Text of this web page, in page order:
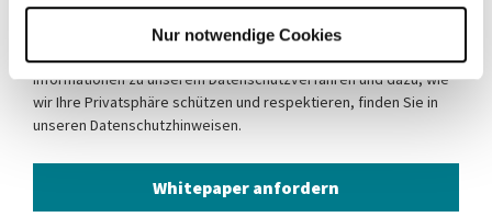
Nur notwendige Cookies
Ich stimme zu, E-Mail Benachrichtigungen von TA
Triumph-Adler GmbH zu erhalten.
Sie können Ihre Einwilligung jederzeit widerrufen. Weitere
Informationen zu unserem Datenschutzverfahren und dazu, wie
wir Ihre Privatsphäre schützen und respektieren, finden Sie in
unseren Datenschutzhinweisen.